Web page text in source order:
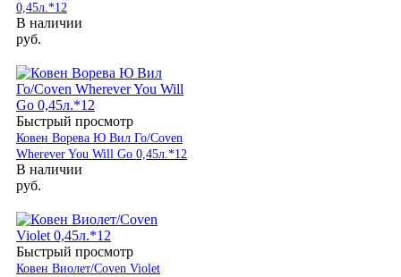
0,45л.*12
В наличии
руб.
Быстрый просмотр
Ковен Ворева Ю Вил Го/Coven
Wherever You Will Go 0,45л.*12
В наличии
руб.
Быстрый просмотр
Ковен Виолет/Coven Violet